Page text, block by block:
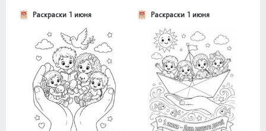
Раскраски 1 июня Раскраски 1 июня